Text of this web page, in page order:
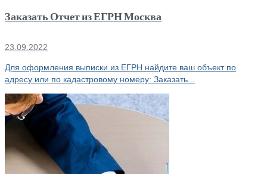
Заказать Отчет из ЕГРН Москва
23.09.2022
Для оформления выписки из ЕГРН найдите ваш объект по
адресу или по кадастровому номеру: Заказать...